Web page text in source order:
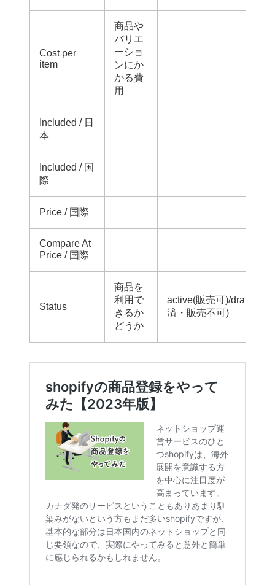
Cost per
item
商品や
バリエ
ーショ
ンにか
かる費
用
Included / 日
本
Included / 国
際
Price / 国際
Compare At
Price / 国際
Status
商品を
利用で
きるか
どうか
active(販売可)/draft(下
済・販売不可)